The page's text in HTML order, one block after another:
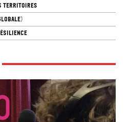
TERRITOIRES